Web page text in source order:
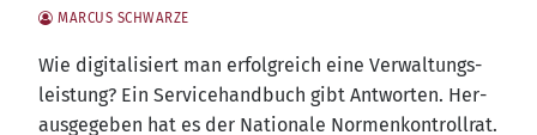
MARCUS SCHWARZE
Wie digi­ta­li­siert man erfolg­reich eine Ver­wal­tungs­
leis­tung? Ein Ser­vice­hand­buch gibt Ant­wor­ten. Her­
aus­ge­ge­ben hat es der Natio­na­le Nor­men­kon­troll­rat.